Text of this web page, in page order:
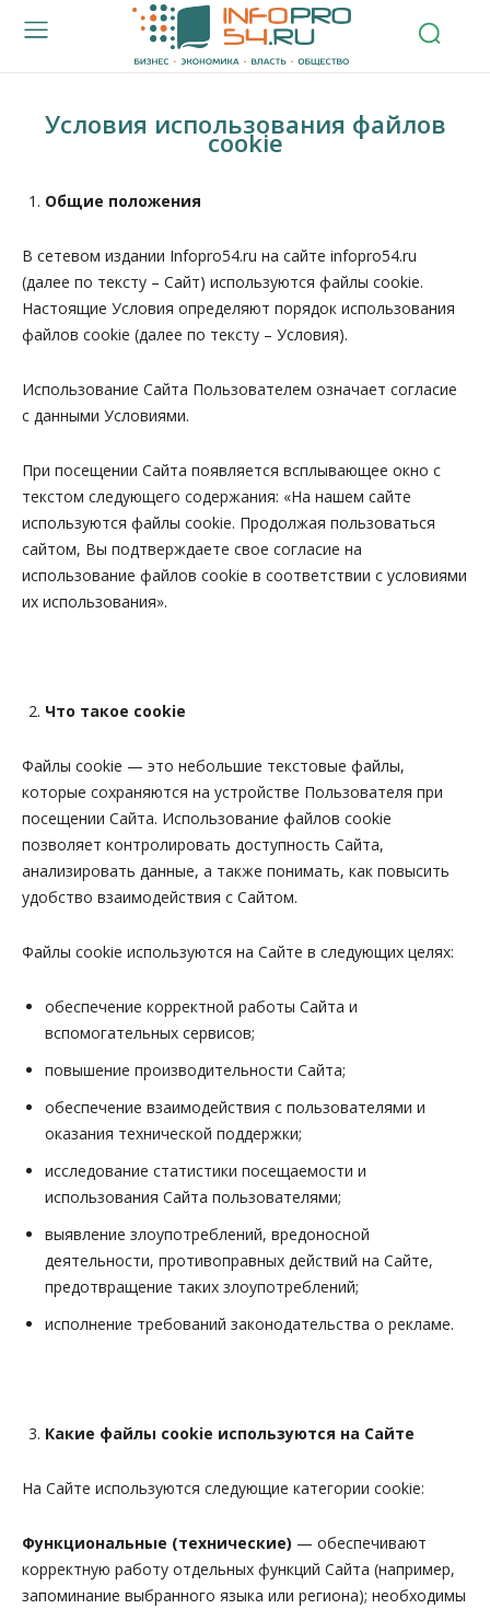
Условия использования файлов
cookie
Общие положения
В сетевом издании Infopro54.ru на сайте infopro54.ru
(далее по тексту – Сайт) используются файлы cookie.
Настоящие Условия определяют порядок использования
файлов cookie (далее по тексту – Условия).
Использование Сайта Пользователем означает согласие
с данными Условиями.
При посещении Сайта появляется всплывающее окно с
текстом следующего содержания: «На нашем сайте
используются файлы cookie. Продолжая пользоваться
сайтом, Вы подтверждаете свое согласие на
использование файлов cookie в соответствии с условиями
их использования».
Что такое cookie
Файлы cookie — это небольшие текстовые файлы,
которые сохраняются на устройстве Пользователя при
посещении Сайта. Использование файлов cookie
позволяет контролировать доступность Сайта,
анализировать данные, а также понимать, как повысить
удобство взаимодействия с Сайтом.
Файлы cookie используются на Сайте в следующих целях:
обеспечение корректной работы Сайта и
вспомогательных сервисов;
повышение производительности Сайта;
обеспечение взаимодействия с пользователями и
оказания технической поддержки;
исследование статистики посещаемости и
использования Сайта пользователями;
выявление злоупотреблений, вредоносной
деятельности, противоправных действий на Сайте,
предотвращение таких злоупотреблений;
исполнение требований законодательства о рекламе.
Какие файлы cookie используются на Сайте
На Сайте используются следующие категории cookie:
Функциональные (технические) — обеспечивают
корректную работу отдельных функций Сайта (например,
запоминание выбранного языка или региона); необходимы